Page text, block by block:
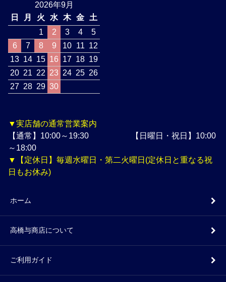
2026年9月
日
月 火 水 木 金
土
1
2 3 4
5
6
7 8 9 10 11 12
13 14 15 16 17 18 19
20 21 22 23 24 25 26
27 28 29 30
▼実店舗の通常営業案内
【通常】10:00～19:30 【日曜日・祝日】10:00
～18:00
▼【定休日】毎週水曜日・第二火曜日(定休日と重なる祝
日もお休み)
ホーム
高橋与商店について
ご利用ガイド